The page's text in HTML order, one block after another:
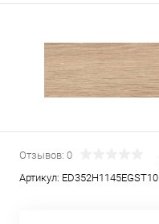
Отзывов: 0
Артикул: ED352Н1145EGST10